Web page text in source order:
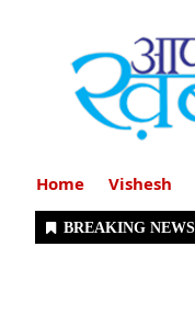
Home Vishesh